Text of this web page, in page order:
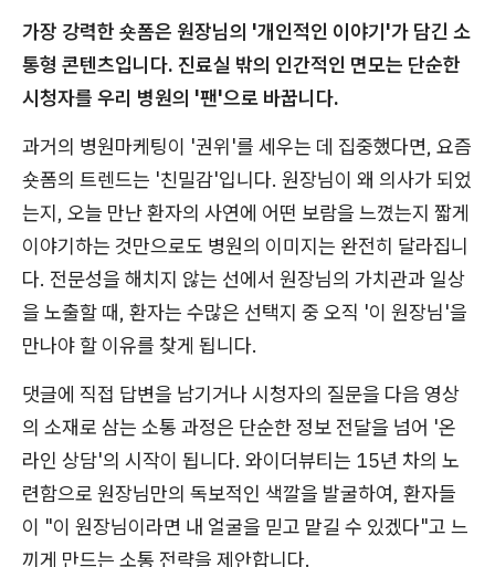
가장 강력한 숏폼은 원장님의 '개인적인 이야기'가 담긴 소
통형 콘텐츠입니다. 진료실 밖의 인간적인 면모는 단순한
시청자를 우리 병원의 '팬'으로 바꿉니다.
과거의 병원마케팅이 '권위'를 세우는 데 집중했다면, 요즘
숏폼의 트렌드는 '친밀감'입니다. 원장님이 왜 의사가 되었
는지, 오늘 만난 환자의 사연에 어떤 보람을 느꼈는지 짧게
이야기하는 것만으로도 병원의 이미지는 완전히 달라집니
다. 전문성을 해치지 않는 선에서 원장님의 가치관과 일상
을 노출할 때, 환자는 수많은 선택지 중 오직 '이 원장님'을
만나야 할 이유를 찾게 됩니다.
댓글에 직접 답변을 남기거나 시청자의 질문을 다음 영상
의 소재로 삼는 소통 과정은 단순한 정보 전달을 넘어 '온
라인 상담'의 시작이 됩니다. 와이더뷰티는 15년 차의 노
련함으로 원장님만의 독보적인 색깔을 발굴하여, 환자들
이 "이 원장님이라면 내 얼굴을 믿고 맡길 수 있겠다"고 느
끼게 만드는 소통 전략을 제안합니다.